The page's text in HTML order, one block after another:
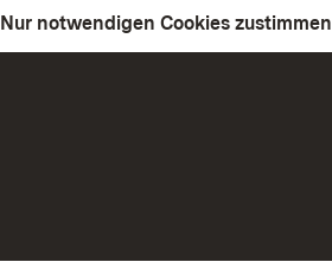
Nur notwendigen Cookies zustimmen